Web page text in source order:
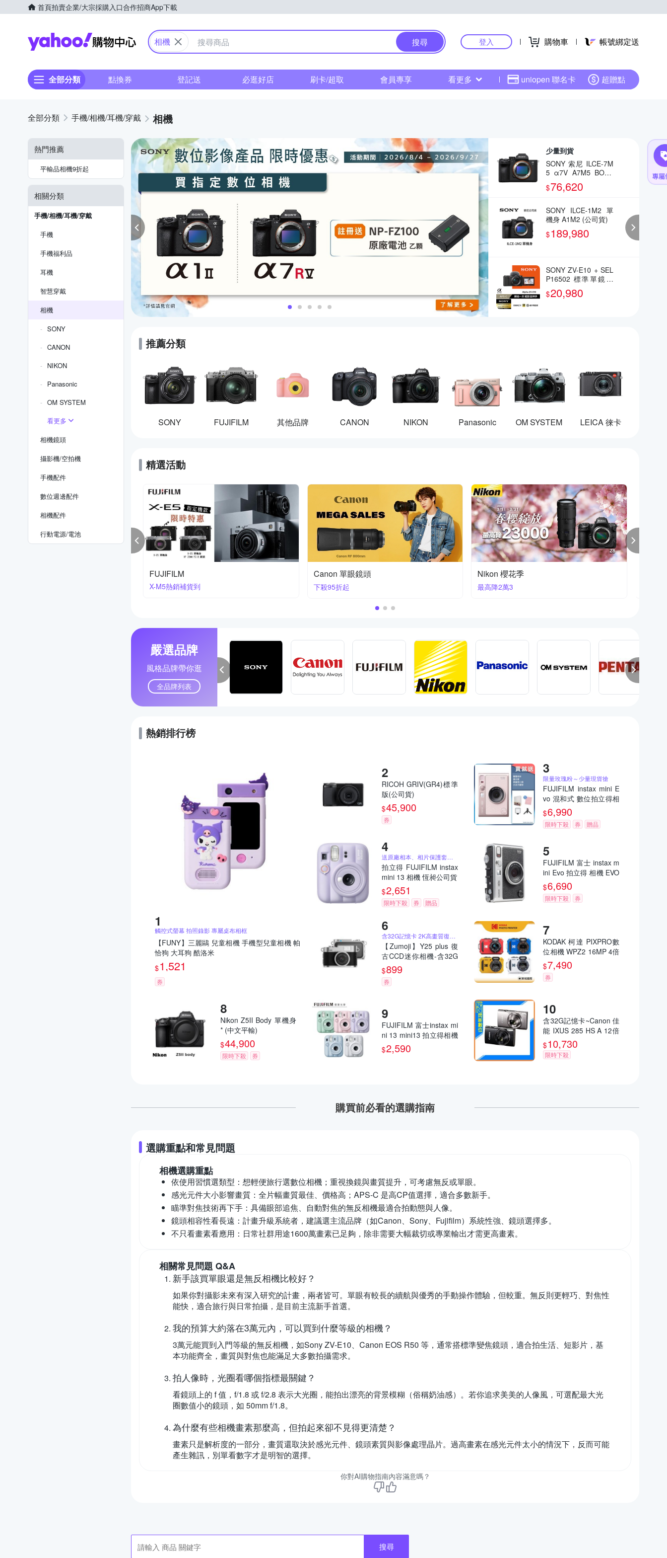
首頁拍賣企業/大宗採購入口合作招商App下載
Yahoo購物中心
相機 搜尋 登入 購物車 帳號綁定送
全部分類 點換券 登記送 必逛好店 刷卡/超取 會員專享 看更多 uniopen 聯名卡 超贈點
手機/相機/耳機/穿戴 相機
熱門推薦
平輸品相機9折起
相關分類
手機/相機/耳機/穿戴
手機
手機福利品
耳機
智慧穿戴
相機
SONY
CANON
NIKON
Panasonic
OM SYSTEM
看更多
相機鏡頭
攝影機/空拍機
手機配件
數位週邊配件
相機配件
行動電源/電池
少量到貨
SONY 索尼 ILCE-7M
5 α7V A7M5 BODY
全片幅相機(公司貨)
$76,620
SONY ILCE-1M2 單
機身 A1M2 (公司貨)
$189,980
SONY ZV-E10 + SEL
P16502 標準單鏡組
(公司貨)
$20,980
推薦分類
SONY FUJIFILM 其他品牌 CANON NIKON Panasonic OM SYSTEM LEICA 徠卡
精選活動
寶麗來印相機系列
買就送相紙
Nikon Z 鏡頭 | 首購送膠囊傘
70-200mm F2.8
富士熱銷新款
下殺93折起再獨家贈
嚴選品牌
風格品牌帶你逛
全品牌列表
熱銷排行榜
觸控式螢幕 拍照錄影 專屬桌布相框
【FUNY】三麗鷗 兒童相機 手機型兒童相機 帕
恰狗 大耳狗 酷洛米
$1,521
券
RICOH GRIV(GR4)標準
版(公司貨)
$45,900
券
限量玫瑰粉～少量現貨搶
FUJIFILM instax mini E
vo 混和式 數位拍立得相
機 公司貨 EVO 玫瑰粉
$6,990
限時下殺 券 贈品
送原廠相本、相片保護套、原廠束口袋
拍立得 FUJIFILM instax
mini 13 相機 恆昶公司貨
$2,651
限時下殺 券 贈品
FUJIFILM 富士 instax m
ini Evo 拍立得 相機 EVO
公司貨
$6,690
限時下殺 券
含32G記憶卡 2K高畫質復古小相機
【Zumoji】Y25 plus 復
古CCD迷你相機-含32G
記憶卡｜2k畫質 大螢幕
網紅推薦款 穿搭配件 聖
誕禮物
$899
券
KODAK 柯達 PIXPRO數
位相機 WPZ2 16MP 4倍
光學變焦 防水數位相機
公司貨
$7,490
券
Nikon Z5II Body 單機身
* (中文平輸)
$44,900
限時下殺 券
FUJIFILM 富士instax mi
ni 13 mini13 拍立得相機
馬上看相機 恆昶公司貨
$2,590
含32G記憶卡~Canon 佳
能 IXUS 285 HS A 12倍
變焦 數位相機(285HS,
公司貨)
$10,730
限時下殺
購買前必看的選購指南
選購重點和常見問題
相機選購重點
依使用習慣選類型： 想輕便旅行選數位相機；重視換鏡與畫質提升，可考慮無反或單眼。
感光元件大小影響畫質： 全片幅畫質最佳、價格高；APS-C 是高CP值選擇，適合多數新手。
瞄準對焦技術再下手： 具備眼部追焦、自動對焦的無反相機最適合拍動態與人像。
鏡頭相容性看長遠： 計畫升級系統者，建議選主流品牌（如Canon、Sony、Fujifilm）系統性強、鏡頭選擇多。
不只看畫素看應用： 日常社群用途1600萬畫素已足夠，除非需要大幅裁切或專業輸出才需更高畫素。
相關常見問題 Q&A
新手該買單眼還是無反相機比較好？
如果你對攝影未來有深入研究的計畫，兩者皆可。單眼有較長的續航與優秀的手動操作體驗，但較重。無反則更輕巧、對焦性
能快，適合旅行與日常拍攝，是目前主流新手首選。
我的預算大約落在3萬元內，可以買到什麼等級的相機？
3萬元能買到入門等級的無反相機，如Sony ZV-E10、Canon EOS R50 等，通常搭標準變焦鏡頭，適合拍生活、短影片，基
本功能齊全，畫質與對焦也能滿足大多數拍攝需求。
拍人像時，光圈看哪個指標最關鍵？
看鏡頭上的 f 值，f/1.8 或 f/2.8 表示大光圈，能拍出漂亮的背景模糊（俗稱奶油感）。若你追求美美的人像風，可選配最大光
圈數值小的鏡頭，如 50mm f/1.8。
為什麼有些相機畫素那麼高，但拍起來卻不見得更清楚？
畫素只是解析度的一部分，畫質還取決於感光元件、鏡頭素質與影像處理晶片。過高畫素在感光元件太小的情況下，反而可能
產生雜訊，別單看數字才是明智的選擇。
你對AI購物指南內容滿意嗎？
搜尋